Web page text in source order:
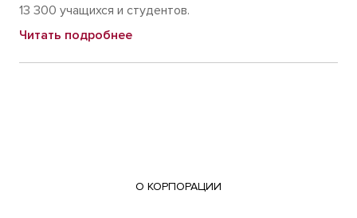
13 300 учащихся и студентов.
Читать подробнее
О КОРПОРАЦИИ